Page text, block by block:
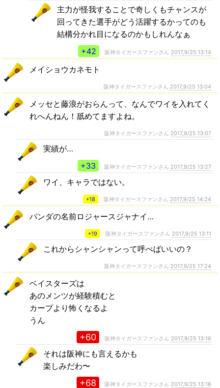
主力が怪我することで奇しくもチャンスが
回ってきた選手がどう活躍するかってのも
結構分かれ目になるのかもしれんなぁ
+42
阪神タイガースファンさん 2017,9/25 13:14
メイショウカネモト
阪神タイガースファンさん 2017,9/25 13:04
メッセと藤浪がおらんって、なんでワイを入れてく
れへんねん！舐めてますよね。
阪神タイガースファンさん 2017,9/25 13:07
実績が…
+33
阪神タイガースファンさん 2017,9/25 13:27
ワイ、キャラではない。
+18 阪神タイガースファンさん 2017,9/25 14:24
パンダの名前ロジャースジャナイ…
+19 阪神タイガースファンさん 2017,9/25 13:11
これからシャンシャンって呼べばいいの？
阪神タイガースファンさん 2017,9/25 17:24
ベイスターズは
あのメンツが経験積むと
カープより怖くなるよ
うん
+60 阪神タイガースファンさん 2017,9/25 13:16
それは阪神にも言えるかも
楽しみだわ〜
+68 阪神タイガースファンさん 2017,9/25 13:18